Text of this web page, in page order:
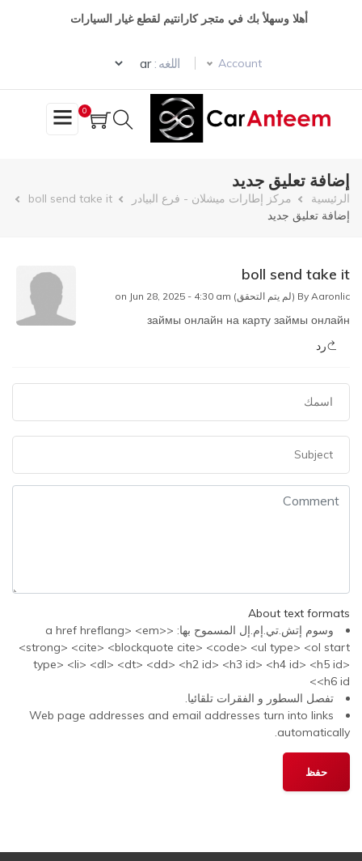
أهلا وسهلأ بك في متجر كارانتيم لقطع غيار السيارات
Account اللغه :
Select your language
0
إضافة تعليق جديد
مسار
الرئيسية مركز إطارات ميشلان - فرع البيادر
boll send take it
إضافة تعليق جديد
boll send take it
By Aaronlic (لم يتم التحقق)
займы онлайн на карту займы онлайн
رد
About text formats
وسوم إتش.تي.إم.إل المسموح بها: <a href hreflang> <em>
<strong> <cite> <blockquote cite> <code> <ul type> <ol start
type> <li> <dl> <dt> <dd> <h2 id> <h3 id> <h4 id> <h5 id>
<h6 id>
تفصل السطور و الفقرات تلقائيا.
Web page addresses and email addresses turn into links
automatically.